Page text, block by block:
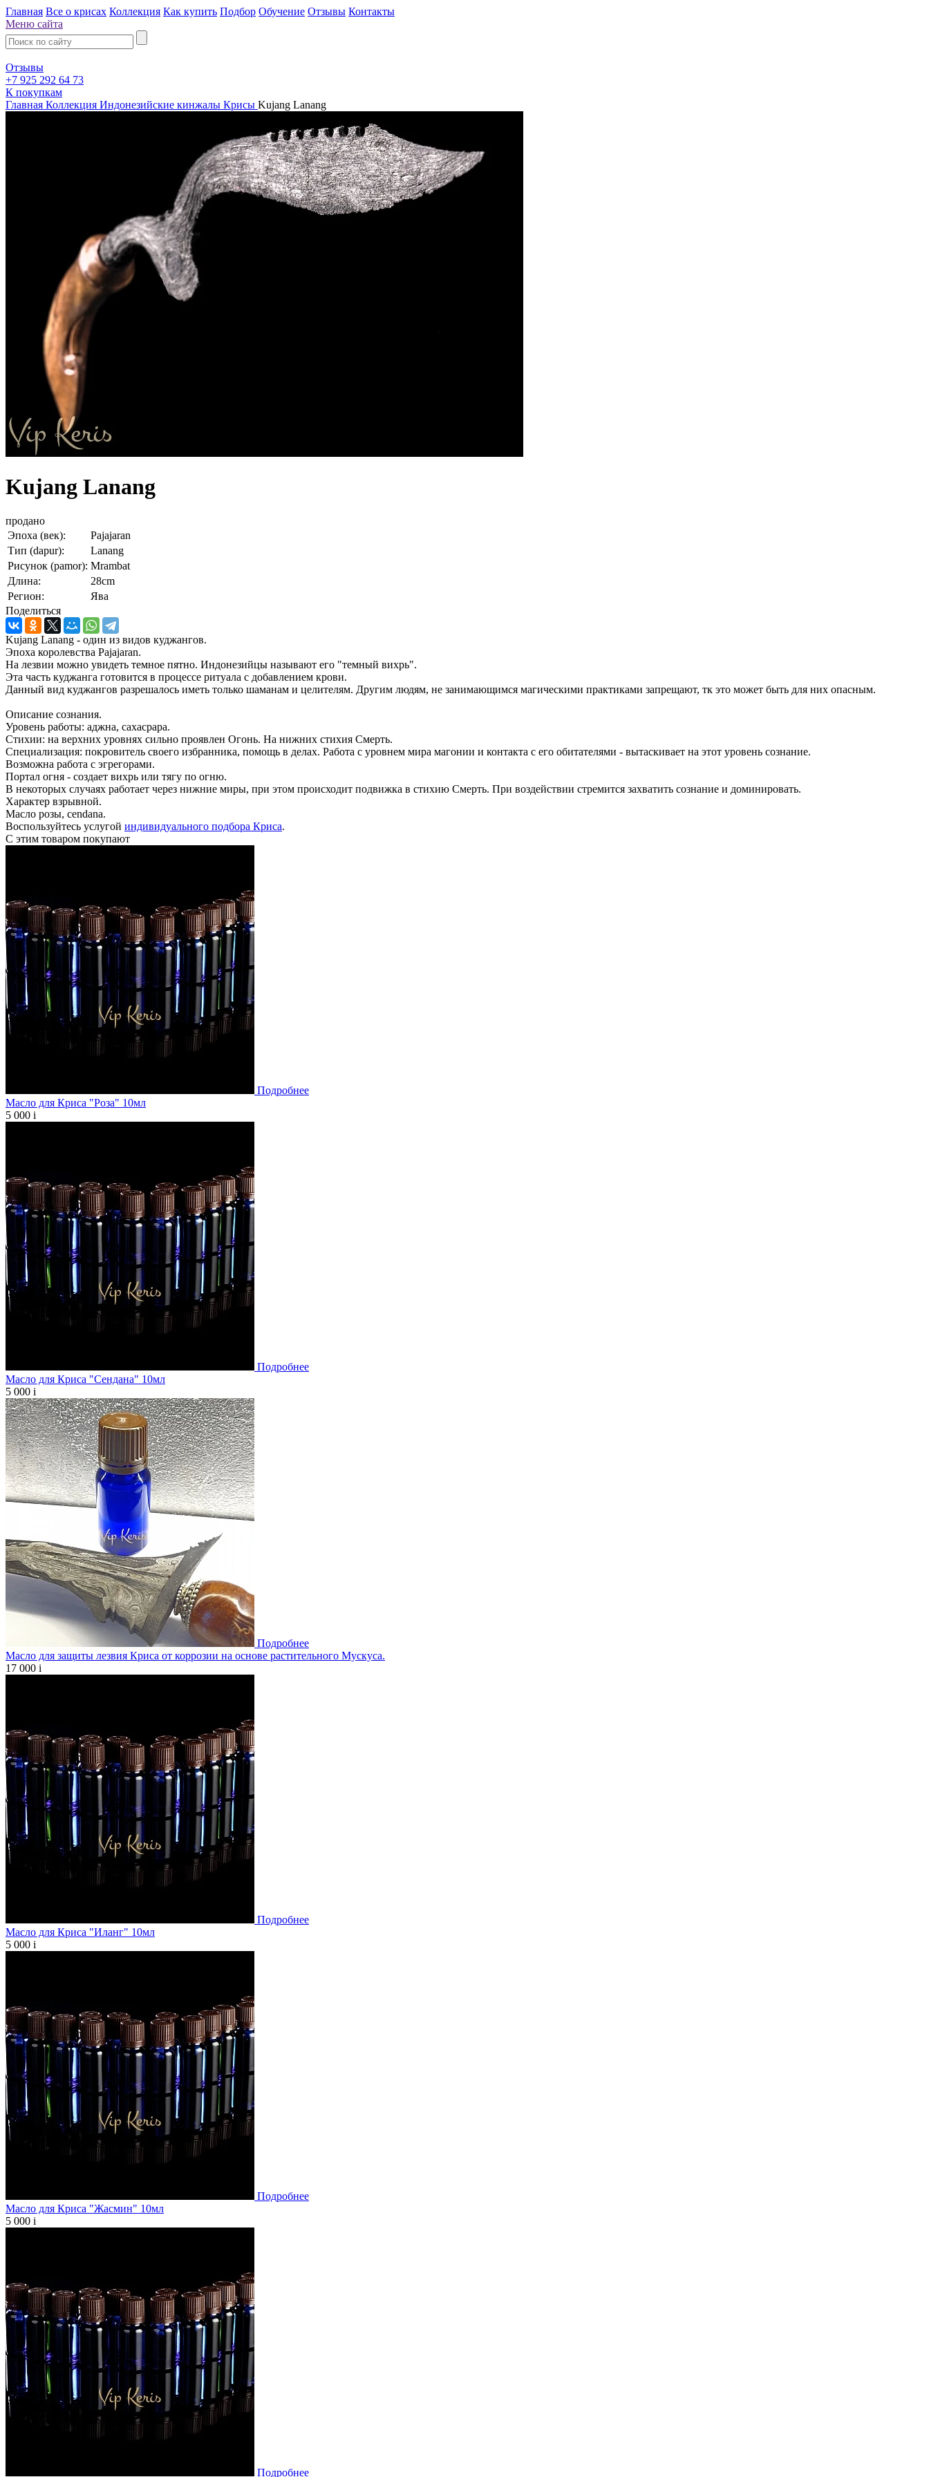
Главная Все о крисах Коллекция Как купить Подбор Обучение Отзывы Контакты
Меню сайта
Отзывы
+7 925 292 64 73
К покупкам
Главная Коллекция Индонезийские кинжалы Крисы Kujang Lanang
Kujang Lanang
продано
Эпоха (век):
Pajajaran
Тип (dapur):
Lanang
Рисунок (pamor): Mrambat
Длина:
28cm
Регион:
Ява
Поделиться
Kujang Lanang - один из видов куджангов.
Эпоха королевства Pajajaran.
На лезвии можно увидеть темное пятно. Индонезийцы называют его "темный вихрь".
Эта часть куджанга готовится в процессе ритуала с добавлением крови.
Данный вид куджангов разрешалось иметь только шаманам и целителям. Другим людям, не занимающимся магическими практиками запрещают, тк это может быть для них опасным.
Описание сознания.
Уровень работы: аджна, сахасрара.
Стихии: на верхних уровнях сильно проявлен Огонь. На нижних стихия Смерть.
Специализация: покровитель своего избранника, помощь в делах. Работа с уровнем мира магонии и контакта с его обитателями - вытаскивает на этот уровень сознание.
Возможна работа с эгрегорами.
Портал огня - создает вихрь или тягу по огню.
В некоторых случаях работает через нижние миры, при этом происходит подвижка в стихию Смерть. При воздействии стремится захватить сознание и доминировать.
Характер взрывной.
Масло розы, cendana.
Воспользуйтесь услугой индивидуального подбора Криса.
С этим товаром покупают
Подробнее
Масло для Криса "Роза" 10мл
5 000 i
Подробнее
Масло для Криса "Сендана" 10мл
5 000 i
Подробнее
Масло для защиты лезвия Криса от коррозии на основе растительного Мускуса.
17 000 i
Подробнее
Масло для Криса "Иланг" 10мл
5 000 i
Подробнее
Масло для Криса "Жасмин" 10мл
5 000 i
Подробнее